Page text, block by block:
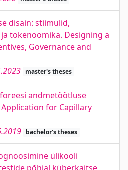
disain: stiimulid,
tokenoomika. Designing a
Governance and
master's theses
andmetöötluse
for Capillary
bachelor's theses
ülikooli